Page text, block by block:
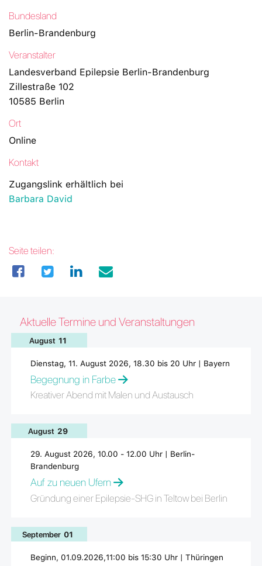
Bundesland
Berlin-Brandenburg
Veranstalter
Landesverband Epilepsie Berlin-Brandenburg
Zillestraße 102
10585 Berlin
Ort
Online
Kontakt
Zugangslink erhältlich bei
Barbara David
Seite teilen:
Aktuelle Termine und Veranstaltungen
August 11
Dienstag, 11. August 2026, 18.30 bis 20 Uhr | Bayern
Begegnung in Farbe
Kreativer Abend mit Malen und Austausch
August 29
29. August 2026, 10.00 - 12.00 Uhr | Berlin-
Brandenburg
Auf zu neuen Ufern
Gründung einer Epilepsie-SHG in Teltow bei Berlin
September 01
Beginn, 01.09.2026,11:00 bis 15:30 Uhr | Thüringen